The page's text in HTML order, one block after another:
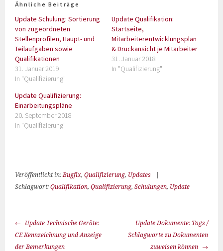
Ähnliche Beiträge
Update Schulung: Sortierung
von zugeordneten
Stellenprofilen, Haupt- und
Teilaufgaben sowie
Qualifikationen
31. Januar 2019
In "Qualifizierung"
Update Qualifikation:
Startseite,
Mitarbeiterentwicklungsplan
& Druckansicht je Mitarbeiter
31. Januar 2018
In "Qualifizierung"
Update Qualifizierung:
Einarbeitungspläne
20. September 2018
In "Qualifizierung"
Veröffentlicht in:Bugfix,Qualifizierung, Updates
Schlagwort:Qualifikation,Qualifizierung,Schulungen, Update
Update Technische Geräte:
CE Kennzeichnung und Anzeige
der Bemerkungen
Update Dokumente: Tags /
Schlagworte zu Dokumenten
zuweisen können